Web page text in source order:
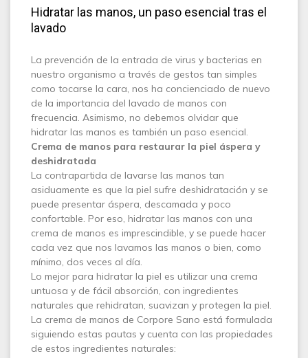
Hidratar las manos, un paso esencial tras el
lavado
La prevención de la entrada de virus y bacterias en
nuestro organismo a través de gestos tan simples
como tocarse la cara, nos ha concienciado de nuevo
de la importancia del lavado de manos con
frecuencia. Asimismo, no debemos olvidar que
hidratar las manos es también un paso esencial.
Crema de manos para restaurar la piel áspera y
deshidratada
La contrapartida de lavarse las manos tan
asiduamente es que la piel sufre deshidratación y se
puede presentar áspera, descamada y poco
confortable. Por eso, hidratar las manos con una
crema de manos es imprescindible, y se puede hacer
cada vez que nos lavamos las manos o bien, como
mínimo, dos veces al día.
Lo mejor para hidratar la piel es utilizar una crema
untuosa y de fácil absorción, con ingredientes
naturales que rehidratan, suavizan y protegen la piel.
La crema de manos de Corpore Sano está formulada
siguiendo estas pautas y cuenta con las propiedades
de estos ingredientes naturales: